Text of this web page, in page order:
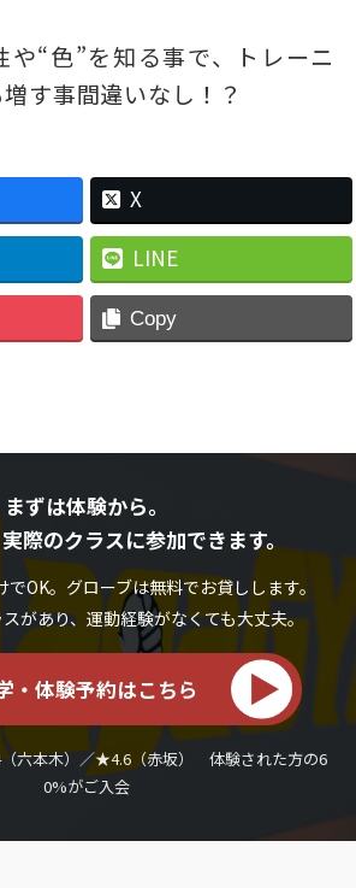
や“色”を知る事で、トレーニ
す事間違いなし！？
X
LINE
Copy
まずは体験から。
際のクラスに参加できます。
でOK。グローブは無料でお貸しします。
があり、運動経験がなくても大丈夫。
・体験予約はこちら
六本木）／★4.6（赤坂） 体験された方の6
0%がご入会